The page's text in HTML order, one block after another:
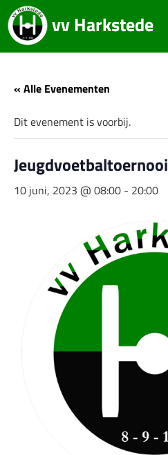
vv Harkstede
« Alle Evenementen
Dit evenement is voorbij.
Jeugdvoetbaltoernooi
10 juni, 2023 @ 08:00 - 20:00